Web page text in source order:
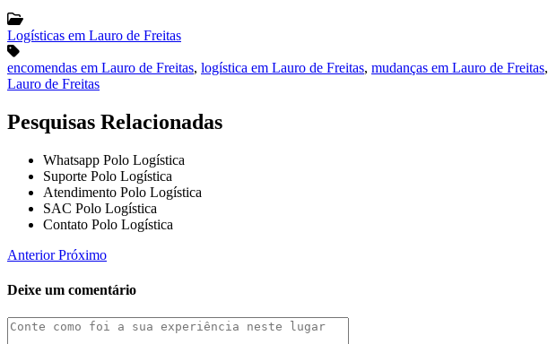
Logísticas em Lauro de Freitas
encomendas em Lauro de Freitas, logística em Lauro de Freitas, mudanças em Lauro de Freitas,
Lauro de Freitas
Pesquisas Relacionadas
Whatsapp Polo Logística
Suporte Polo Logística
Atendimento Polo Logística
SAC Polo Logística
Contato Polo Logística
AnteriorPróximo
Deixe um comentário